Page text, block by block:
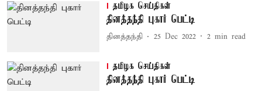
தமிழக செய்திகள்
தினத்தந்தி புகார் பெட்டி
தினத்தந்தி 25 Dec 2022 2 min read
தமிழக செய்திகள்
தினத்தந்தி புகார் பெட்டி